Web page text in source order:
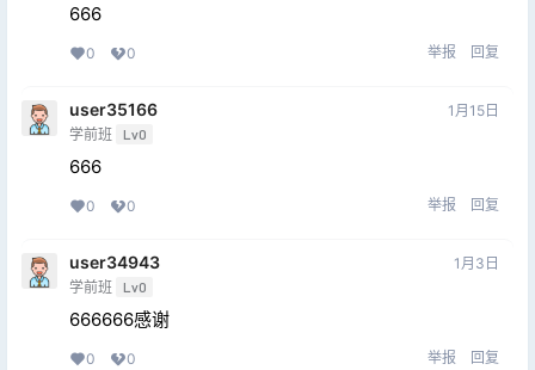
666
0 0 举报 回复
user35166
学前班 Lv0
1月15日
666
0 0 举报 回复
user34943
学前班 Lv0
1月3日
666666感谢
0 0 举报 回复